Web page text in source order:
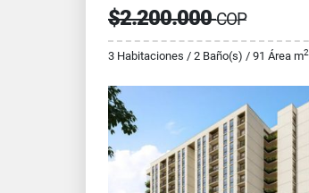
$2.200.000COP
3 Habitaciones / 2 Baño(s) / 91 Área m2